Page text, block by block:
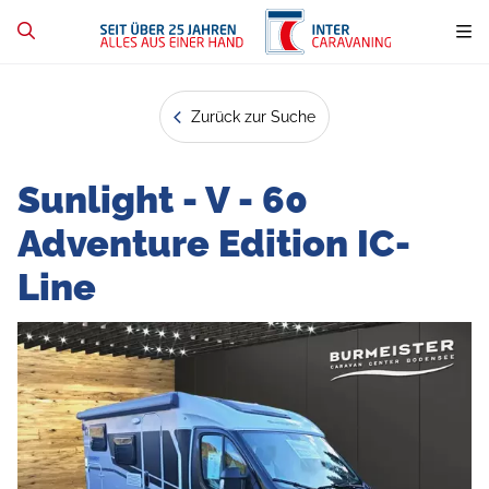
Zurück zur Suche
Sunlight - V - 60
Adventure Edition IC-
Line